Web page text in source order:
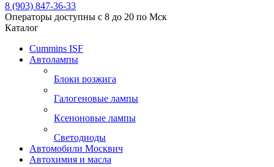
8 (903) 847-36-33
Операторы доступны с 8 до 20 по Мск
Каталог
Cummins ISF
Автолампы
Блоки розжига
Галогеновые лампы
Ксеноновые лампы
Светодиоды
Автомобили Москвич
Автохимия и масла